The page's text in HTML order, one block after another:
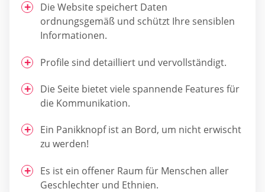
Die Website speichert Daten
ordnungsgemäß und schützt Ihre sensiblen
Informationen.
Profile sind detailliert und vervollständigt.
Die Seite bietet viele spannende Features für
die Kommunikation.
Ein Panikknopf ist an Bord, um nicht erwischt
zu werden!
Es ist ein offener Raum für Menschen aller
Geschlechter und Ethnien.